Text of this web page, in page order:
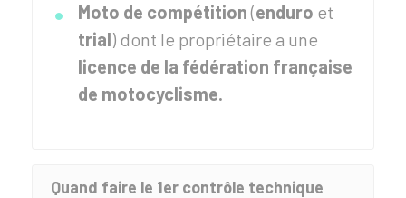
Moto de compétition(enduro et
trial) dont le propriétaire a une
licence de la fédération française
de motocyclisme.
Quand faire le 1er contrôle technique